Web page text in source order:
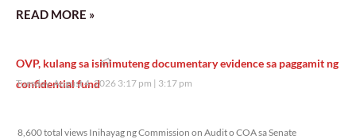
READ MORE »
OVP, kulang sa isinimuteng documentary evidence sa paggamit ng
confidential fund
Tuesday, August 4, 2026 3:17 pm 3:17 pm
8,600 total views Inihayag ng Commission on Audit o COA sa Senate